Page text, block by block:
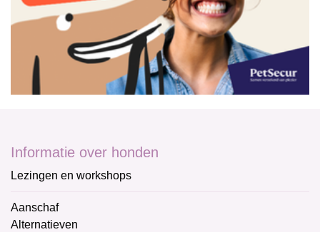
Informatie over honden
Lezingen en workshops
Aanschaf
Alternatieven